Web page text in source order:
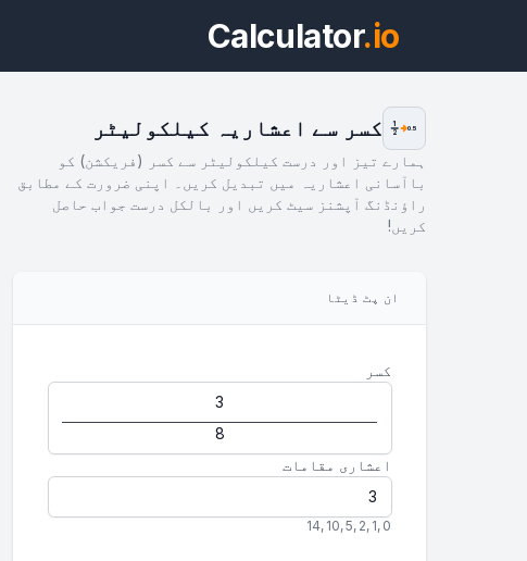
Calculator.io
1
2
0.5 کسر سے اعشاریہ کیلکولیٹر
ہمارے تیز اور درست کیلکولیٹر سے کسر (فریکشن) کو
باآسانی اعشاریہ میں تبدیل کریں۔ اپنی ضرورت کے مطابق
راؤنڈنگ آپشنز سیٹ کریں اور بالکل درست جواب حاصل
کریں!
ان پٹ ڈیٹا
کسر
اعشاری مقامات
0
,
1
,
2
,
5
,
10
,
14